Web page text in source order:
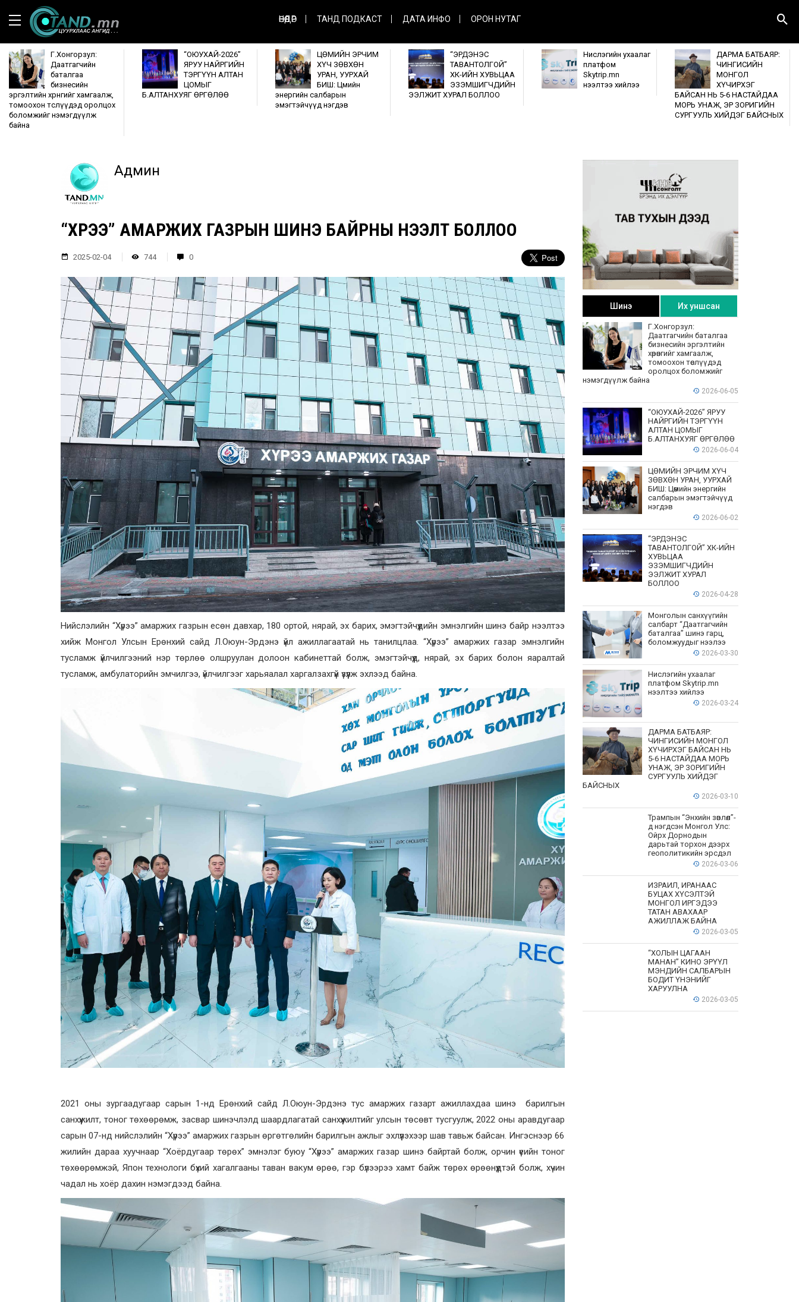
ӨНӨӨДӨР ТАНД ПОДКАСТ ДАТА ИНФО ОРОН НУТАГ
Г.Хонгорзул:
Даатгагчийн
баталгаа
бизнесийн
эргэлтийн хөрөнгийг хамгаалж,
томоохон төслүүдэд оролцох
боломжийг нэмэгдүүлж
байна
“ОЮУХАЙ-2026”
ЯРУУ НАЙРГИЙН
ТЭРГҮҮН АЛТАН
ЦОМЫГ
Б.АЛТАНХУЯГ ӨРГӨЛӨӨ
ЦӨМИЙН ЭРЧИМ
ХҮЧ ЗӨВХӨН
УРАН, УУРХАЙ
БИШ: Цөмийн
энергийн салбарын
эмэгтэйчүүд нэгдэв
“ЭРДЭНЭС
ТАВАНТОЛГОЙ”
ХК-ИЙН ХУВЬЦАА
ЭЗЭМШИГЧДИЙН
ЭЭЛЖИТ ХУРАЛ БОЛЛОО
Нислэгийн ухаалаг
платфом
Skytrip.mn
нээлтээ хийлээ
ДАРМА БАТБАЯР:
ЧИНГИСИЙН
МОНГОЛ
ХҮЧИРХЭГ
БАЙСАН НЬ 5-6 НАСТАЙДАА
МОРЬ УНАЖ, ЭР ЗОРИГИЙН
СУРГУУЛЬ ХИЙДЭГ БАЙСНЫХ
Админ
“ХҮРЭЭ” АМАРЖИХ ГАЗРЫН ШИНЭ БАЙРНЫ НЭЭЛТ БОЛЛОО
2025-02-04 744 0
Нийслэлийн “Хүрээ” амаржих газрын есөн давхар, 180 ортой, нярай, эх барих, эмэгтэйчүүдийн эмнэлгийн шинэ байр нээлтээ
хийж Монгол Улсын Ерөнхий сайд Л.Оюун-Эрдэнэ үйл ажиллагаатай нь танилцлаа. “Хүрээ” амаржих газар эмнэлгийн
тусламж үйлчилгээний нэр төрлөө олшруулан долоон кабинеттай болж, эмэгтэйчүүд, нярай, эх барих болон яаралтай
тусламж, амбулаторийн эмчилгээ, үйлчилгээг харьяалал харгалзахгүй үзүүлж эхлээд байна.
2021 оны зургаадугаар сарын 1-нд Ерөнхий сайд Л.Оюун-Эрдэнэ тус амаржих газарт ажиллахдаа шинэ барилгын
санхүүжилт, тоног төхөөрөмж, засвар шинэчлэлд шаардлагатай санхүүжилтийг улсын төсөвт тусгуулж, 2022 оны аравдугаар
сарын 07-нд нийслэлийн “Хүрээ” амаржих газрын өргөтгөлийн барилгын ажлыг эхлүүлэхээр шав тавьж байсан. Ингэснээр 66
жилийн дараа хуучнаар “Хоёрдугаар төрөх” эмнэлэг буюу “Хүрээ” амаржих газар шинэ байртай болж, орчин үеийн тоног
төхөөрөмжэй, Япон технологи бүхий хагалгааны таван вакум өрөө, гэр бүлээрээ хамт байж төрөх өрөөнүүдтэй болж, хүчин
чадал нь хоёр дахин нэмэгдээд байна.
Шинэ Их уншсан
Г.Хонгорзул:
Даатгагчийн баталгаа
бизнесийн эргэлтийн
хөрөнгийг хамгаалж,
томоохон төслүүдэд
оролцох боломжийг
нэмэгдүүлж байна
2026-06-05
“ОЮУХАЙ-2026” ЯРУУ
НАЙРГИЙН ТЭРГҮҮН
АЛТАН ЦОМЫГ
Б.АЛТАНХУЯГ ӨРГӨЛӨӨ
2026-06-04
ЦӨМИЙН ЭРЧИМ ХҮЧ
ЗӨВХӨН УРАН, УУРХАЙ
БИШ: Цөмийн энергийн
салбарын эмэгтэйчүүд
нэгдэв
2026-06-02
“ЭРДЭНЭС
ТАВАНТОЛГОЙ” ХК-ИЙН
ХУВЬЦАА
ЭЗЭМШИГЧДИЙН
ЭЭЛЖИТ ХУРАЛ
БОЛЛОО
2026-04-28
Монголын санхүүгийн
салбарт “Даатгагчийн
баталгаа” шинэ гарц,
боломжуудыг нээлээ
2026-03-30
Нислэгийн ухаалаг
платфом Skytrip.mn
нээлтээ хийлээ
2026-03-24
ДАРМА БАТБАЯР:
ЧИНГИСИЙН МОНГОЛ
ХҮЧИРХЭГ БАЙСАН НЬ
5-6 НАСТАЙДАА МОРЬ
УНАЖ, ЭР ЗОРИГИЙН
СУРГУУЛЬ ХИЙДЭГ
БАЙСНЫХ
2026-03-10
Трампын “Энхийн зөвлөл”-
д нэгдсэн Монгол Улс:
Ойрх Дорнодын
дарьтай торхон дээрх
геополитикийн эрсдэл
2026-03-06
ИЗРАИЛ, ИРАНААС
БУЦАХ ХҮСЭЛТЭЙ
МОНГОЛ ИРГЭДЭЭ
ТАТАН АВАХААР
АЖИЛЛАЖ БАЙНА
2026-03-05
“ХОЛЫН ЦАГААН
МАНАН” КИНО ЭРҮҮЛ
МЭНДИЙН САЛБАРЫН
БОДИТ ҮНЭНИЙГ
ХАРУУЛНА
2026-03-05